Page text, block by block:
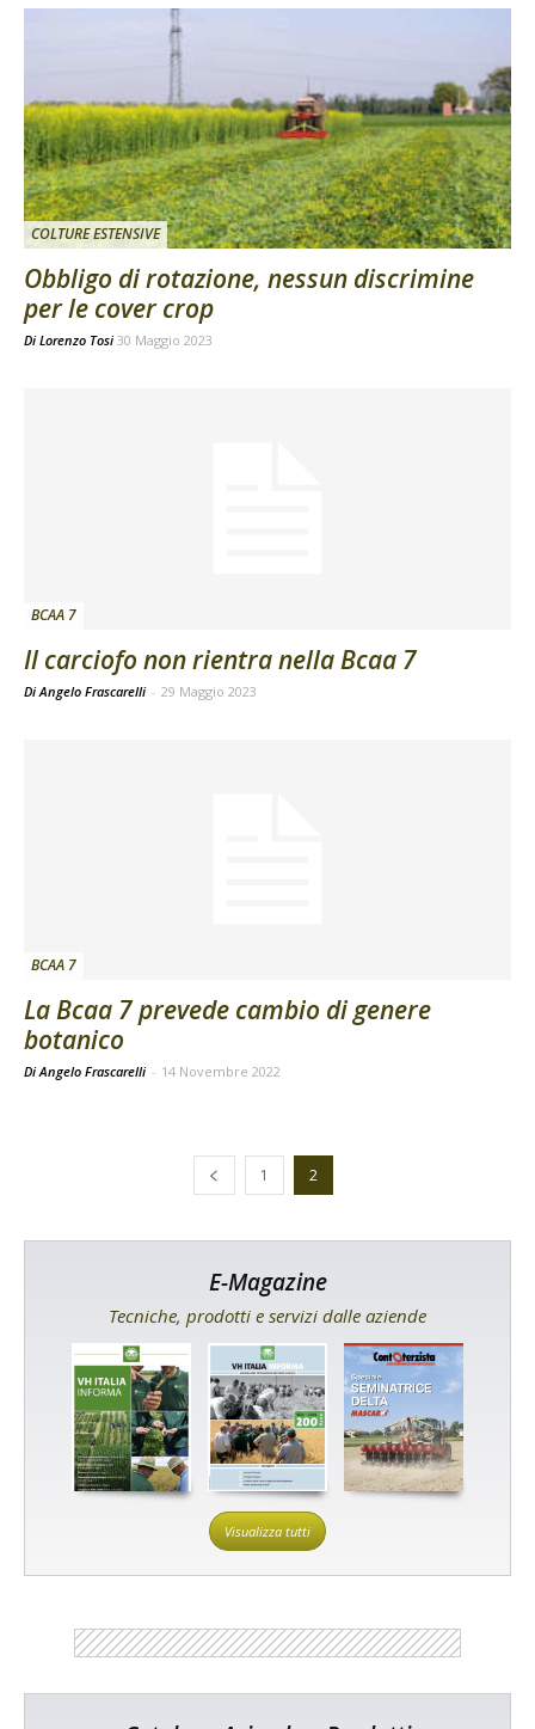
COLTURE ESTENSIVE
Obbligo di rotazione, nessun discrimine
per le cover crop
Di Lorenzo Tosi 30 Maggio 2023
BCAA 7
Il carciofo non rientra nella Bcaa 7
Di Angelo Frascarelli - 29 Maggio 2023
BCAA 7
La Bcaa 7 prevede cambio di genere
botanico
Di Angelo Frascarelli - 14 Novembre 2022
1 2
E-Magazine
Tecniche, prodotti e servizi dalle aziende
Visualizza tutti